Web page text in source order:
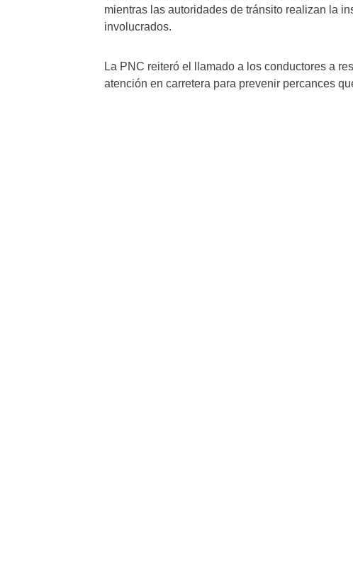
mientras las autoridades de tránsito realizan la
involucrados.
La PNC reiteró el llamado a los conductores a
atención en carretera para prevenir percances